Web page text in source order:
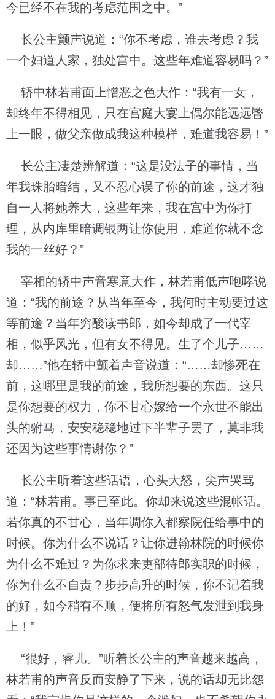
今已经不在我的考虑范围之中。”
长公主颤声说道：“你不考虑，谁去考虑？我
一个妇道人家，独处宫中。这些年难道容易吗？”
轿中林若甫面上憎恶之色大作：“我有一女，
却终年不得相见，只在宫庭大宴上偶尔能远远瞥
上一眼，做父亲做成我这种模样，难道我容易！”
长公主凄楚辨解道：“这是没法子的事情，当
年我珠胎暗结，又不忍心误了你的前途，这才独
自一人将她养大，这些年来，我在宫中为你打
理，从内库里暗调银两让你使用，难道你就不念
我的一丝好？”
宰相的轿中声音寒意大作，林若甫低声咆哮说
道：“我的前途？从当年至今，我何时主动要过这
等前途？当年穷酸读书郎，如今却成了一代宰
相，似乎风光，但有女不得见。生了个儿子……
却……”他在轿中颤着声音说道：“……却惨死在
前，这哪里是我的前途，我所想要的东西。这只
是你想要的权力，你不甘心嫁给一个永世不能出
头的驸马，安安稳稳地过下半辈子罢了，莫非我
还因为这些事情谢你？”
长公主听着这些话语，心头大怒，尖声哭骂
道：“林若甫。事已至此。你却来说这些混帐话。
若你真的不甘心，当年调你入都察院任给事中的
时候。你为什么不说话？让你进翰林院的时候你
为什么不难过？为你求来吏部待郎实职的时候，
你为什么不自责？步步高升的时候，你不记着我
的好，如今稍有不顺，便将所有怒气发泄到我身
上！”
“很好，睿儿。”听着长公主的声音越来越高，
林若甫的声音反而安静了下来，说的话却无比怨